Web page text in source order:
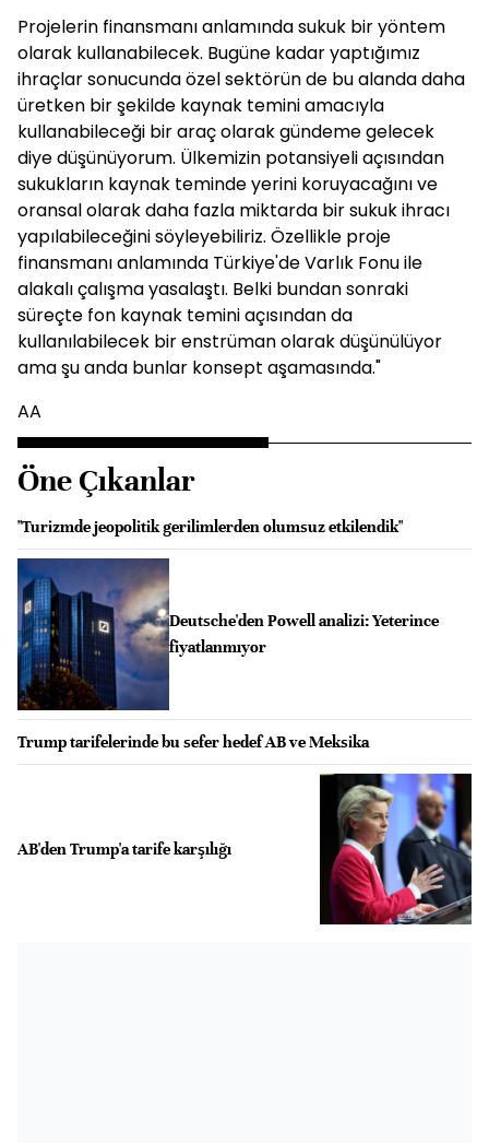
Projelerin finansmanı anlamında sukuk bir yöntem
olarak kullanabilecek. Bugüne kadar yaptığımız
ihraçlar sonucunda özel sektörün de bu alanda daha
üretken bir şekilde kaynak temini amacıyla
kullanabileceği bir araç olarak gündeme gelecek
diye düşünüyorum. Ülkemizin potansiyeli açısından
sukukların kaynak teminde yerini koruyacağını ve
oransal olarak daha fazla miktarda bir sukuk ihracı
yapılabileceğini söyleyebiliriz. Özellikle proje
finansmanı anlamında Türkiye'de Varlık Fonu ile
alakalı çalışma yasalaştı. Belki bundan sonraki
süreçte fon kaynak temini açısından da
kullanılabilecek bir enstrüman olarak düşünülüyor
ama şu anda bunlar konsept aşamasında."
AA
Öne Çıkanlar
"Turizmde jeopolitik gerilimlerden olumsuz etkilendik"
Deutsche'den Powell analizi: Yeterince
fiyatlanmıyor
Trump tarifelerinde bu sefer hedef AB ve Meksika
AB'den Trump'a tarife karşılığı